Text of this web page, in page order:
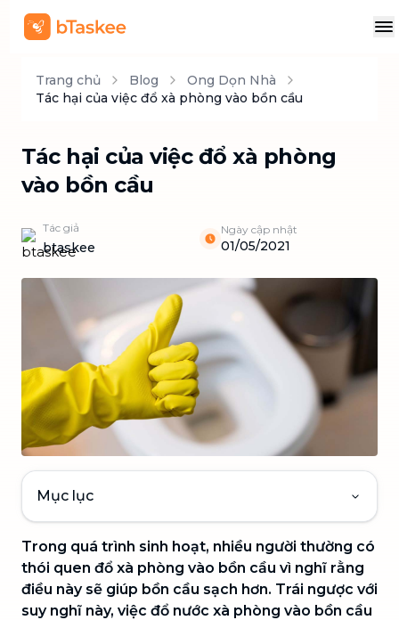
Trang chủ Blog
Ong Dọn Nhà
Tác hại của việc đổ xà phòng vào bồn cầu
Tác hại của việc đổ xà phòng
vào bồn cầu
Tác giả
btaskee
Ngày cập nhật
01/05/2021
Mục lục
Trong quá trình sinh hoạt, nhiều người thường có
thói quen đổ xà phòng vào bồn cầu vì nghĩ rằng
điều này sẽ giúp bồn cầu sạch hơn. Trái ngược với
suy nghĩ này, việc đổ nước xà phòng vào bồn cầu